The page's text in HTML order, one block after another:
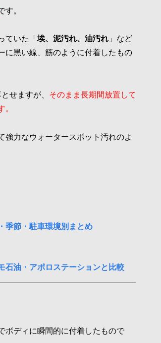
す。
ていた「 埃、泥汚れ、油汚れ 」など
に黒い線、筋のように付着したもの
せますが、 そのまま長期間放置して
強力なウォータースポット汚れのよ
季節・駐車環境別まとめ
石油・アポロステーションと比較
ボディに瞬間的に付着したもので